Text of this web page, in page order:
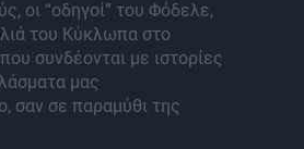
οι “οδηγοί” του Φόδελε,
του Κύκλωπα στο
συνδέονται με ιστορίες
μας
σαν σε παραμύθι της